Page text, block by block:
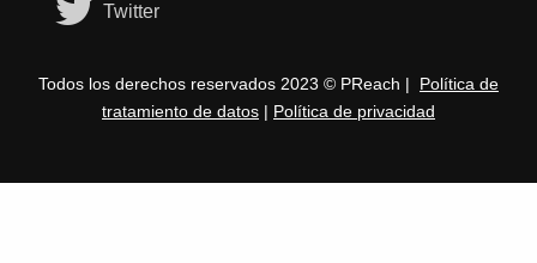
Twitter
Todos los derechos reservados 2023 © PReach | Política de
tratamiento de datos | Política de privacidad